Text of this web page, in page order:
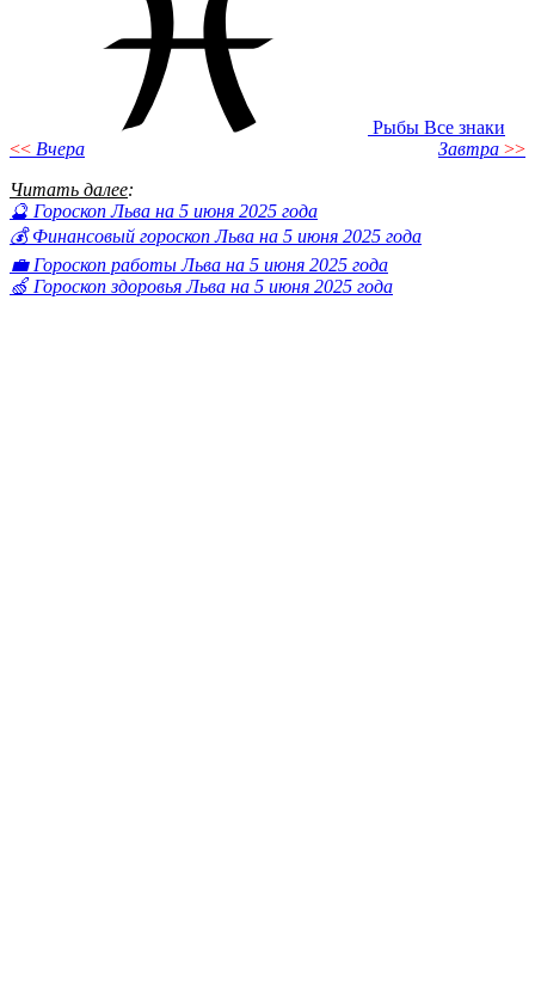
Рыбы Все знаки
<< Вчера Завтра >>
Читать далее:
🔮 Гороскоп Льва на 5 июня 2025 года
💰 Финансовый гороскоп Льва на 5 июня 2025 года
💼 Гороскоп работы Льва на 5 июня 2025 года
🍏 Гороскоп здоровья Льва на 5 июня 2025 года